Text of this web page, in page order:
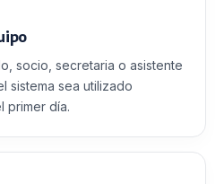
socio, secretaria o asistente
sistema sea utilizado
primer día.